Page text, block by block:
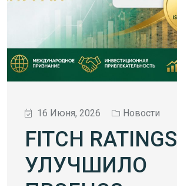
16 Июня, 2026 Новости
FITCH RATINGS
УЛУЧШИЛО